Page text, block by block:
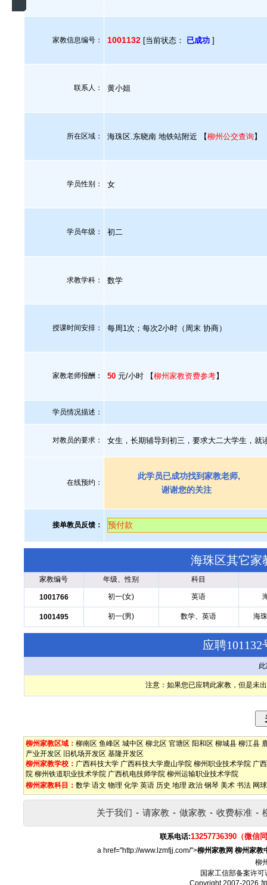
家教信息编号： 1001132 [当前状态： 已成功 ]
联系人： 黄小姐
所在区域： 海珠区.东晓南 地铁站附近 【柳州公交查询 】
学员性别： 女
学员年级： 初二
求教学科： 数学
授课时间安排： 每周1次；每次2小时（周末 协商）
家教老师报酬： 50 元/小时 【柳州家教资费参考】
学员情况描述：
对教员的要求： 女生，长期辅导到初三，要求大二大学生，就
在线预约：
此学员已成功找到家教老师,
谢谢您的关注
接单教员反馈： 预付款
海珠区其它家
家教编号 年级、性别 科目
1001766 初一(女) 英语
1001495 初一(男) 数学、英语 海
应聘
注意：如果您已应聘此家教，但是未
柳州家教区域： 柳南区 鱼峰区 城中区 柳北区 官塘区 阳和区 柳城县 柳江县
产业开发区
旧机场开发区 基隆开发区
柳州家教学校： 广西科技大学 广西科技大学鹿山学院 柳州职业技术学院 广
院 柳州铁道职业技术学院 广西机电技师学院 柳州运输职业技术学院
柳州家教科目： 数学 语文 物理 化学 英语 历史 地理 政治 钢琴 美术 书法 网球
关于我们 - 请家教 - 做家教 - 收费标准 -
联系电话:13257736390（微信
a href="http://www.lzmfjj.com/">柳州家教网 柳州家教
柳
国家工信部备案许可
Copyright 2007-2026